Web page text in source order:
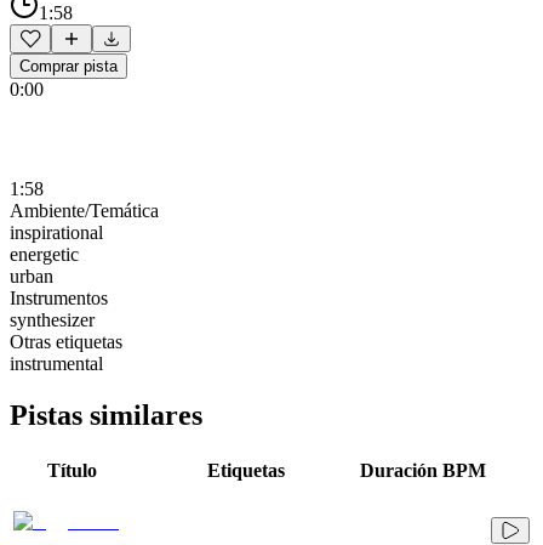
1:58
Comprar pista
0:00
1:58
Ambiente/Temática
inspirational
energetic
urban
Instrumentos
synthesizer
Otras etiquetas
instrumental
Pistas similares
Título Etiquetas Duración BPM